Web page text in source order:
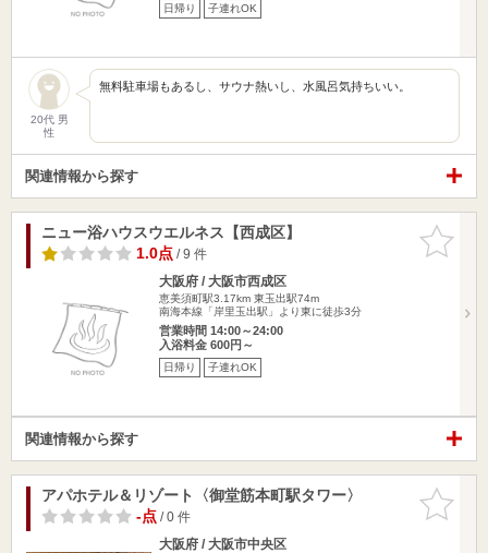
日帰り 子連れOK
20代 男
性
無料駐車場もあるし、サウナ熱いし、水風呂気持ちいい。
関連情報から探す
お気に入
りに追加
ニュー浴ハウスウエルネス【西成区】
1.0点/ 9 件
大阪府 / 大阪市西成区
恵美須町駅3.17km 東玉出駅74m
南海本線「岸里玉出駅」より東に徒歩3分
営業時間 14:00～24:00
入浴料金 600円～
日帰り 子連れOK
関連情報から探す
お気に入
りに追加
アパホテル＆リゾート〈御堂筋本町駅タワー〉
-点/ 0 件
大阪府 / 大阪市中央区